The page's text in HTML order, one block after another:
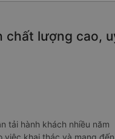
chất lượng cao,
tải hành khách nhiều năm